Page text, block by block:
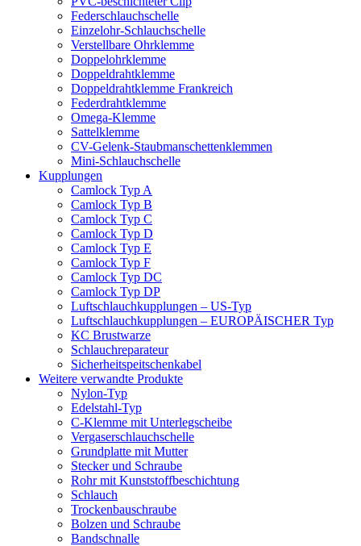
Federschlauchschelle
Einzelohr-Schlauchschelle
Verstellbare Ohrklemme
Doppelohrklemme
Doppeldrahtklemme
Doppeldrahtklemme Frankreich
Federdrahtklemme
Omega-Klemme
Sattelklemme
CV-Gelenk-Staubmanschettenklemmen
Mini-Schlauchschelle
Kupplungen
Camlock Typ A
Camlock Typ B
Camlock Typ C
Camlock Typ D
Camlock Typ E
Camlock Typ F
Camlock Typ DC
Camlock Typ DP
Luftschlauchkupplungen – US-Typ
Luftschlauchkupplungen – EUROPÄISCHER Typ
KC Brustwarze
Schlauchreparateur
Sicherheitspeitschenkabel
Weitere verwandte Produkte
Nylon-Typ
Edelstahl-Typ
C-Klemme mit Unterlegscheibe
Vergaserschlauchschelle
Grundplatte mit Mutter
Stecker und Schraube
Rohr mit Kunststoffbeschichtung
Schlauch
Trockenbauschraube
Bolzen und Schraube
Bandschnalle